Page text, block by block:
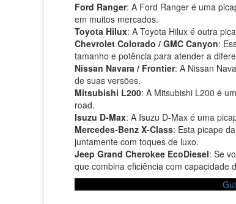
Ford Ranger: A Ford Ranger é uma
em muitos mercados.
Toyota Hilux: A Toyota Hilux é outra
Chevrolet Colorado / GMC Canyon:
tamanho e potência para atender a
Nissan Navara / Frontier: A Nissan
de suas versões.
Mitsubishi L200: A Mitsubishi L200 é
road.
Isuzu D-Max: A Isuzu D-Max é uma
Mercedes-Benz X-Class: Esta picape
juntamente com toques de luxo.
Jeep Grand Cherokee EcoDiesel: Se
que combina eficiência com capacidade